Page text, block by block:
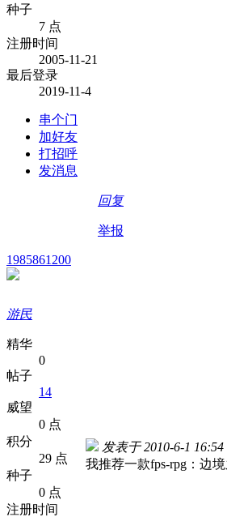
种子
7 点
注册时间
2005-11-21
最后登录
2019-11-4
串个门
加好友
打招呼
发消息
回复
举报
1985861200
游民
精华
0
帖子
14
威望
0 点
积分
29 点
种子
0 点
注册时间
发表于 2010-6-1
我推荐一款fps-rpg：边